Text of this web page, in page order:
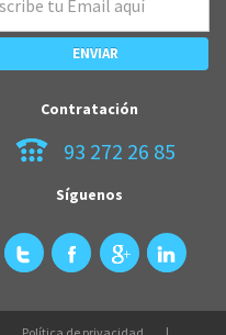
Contratación
93 272 26 85
Síguenos